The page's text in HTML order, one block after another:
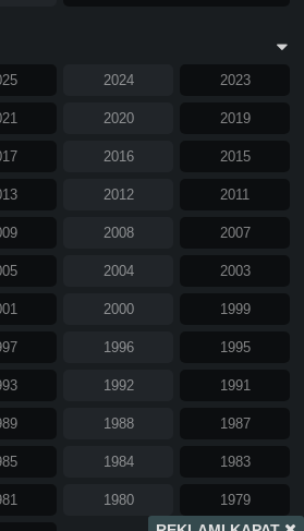
2024 2023
2020 2019
2016 2015
2012 2011
2008 2007
2004 2003
2000 1999
1996 1995
1992 1991
1988 1987
1984 1983
1980 1979